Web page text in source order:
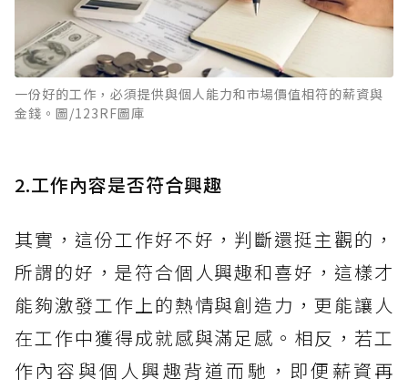
一份好的工作，必須提供與個人能力和市場價值相符的薪資與
金錢。圖/123RF圖庫
2.工作內容是否符合興趣
其實，這份工作好不好，判斷還挺主觀的，
所謂的好，是符合個人興趣和喜好，這樣才
能夠激發工作上的熱情與創造力，更能讓人
在工作中獲得成就感與滿足感。相反，若工
作內容與個人興趣背道而馳，即便薪資再